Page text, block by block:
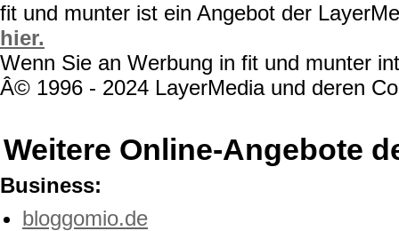
fit und munter ist ein Angebot der
hier.
Wenn Sie an Werbung in fit und munter
Â© 1996 - 2024 LayerMedia und deren
Weitere Online-Angebote
Business:
bloggomio.de